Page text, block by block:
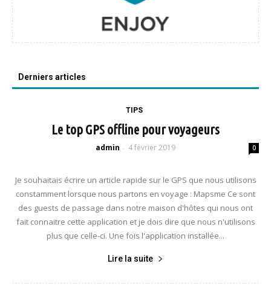
Derniers articles
TIPS
Le top GPS offline pour voyageurs
admin - 4 février 2019 0
Je souhaitais écrire un article rapide sur le GPS que nous utilisons
constamment lorsque nous partons en voyage : Mapsme Ce sont
des guests de passage dans notre maison d'hôtes qui nous ont
fait connaitre cette application et je dois dire que nous n'utilisons
plus que celle-ci. Une fois l'application installée...
Lire la suite